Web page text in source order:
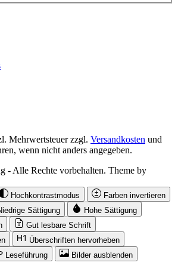
Mehrwertsteuer zzgl. Versandkosten und
wenn nicht anders angegeben.
- Alle Rechte vorbehalten. Theme by
Hochkontrastmodus
Farben invertieren
Sättigung
Hohe Sättigung
Gut lesbare Schrift
Überschriften hervorheben
Leseführung
Bilder ausblenden